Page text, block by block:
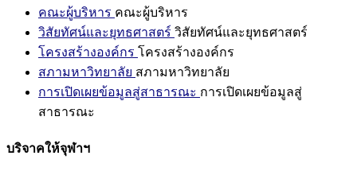
คณะผู้บริหาร คณะผู้บริหาร
วิสัยทัศน์และยุทธศาสตร์ วิสัยทัศน์และยุทธศาสตร์
โครงสร้างองค์กร โครงสร้างองค์กร
สภามหาวิทยาลัย สภามหาวิทยาลัย
การเปิดเผยข้อมูลสู่สาธารณะ การเปิดเผยข้อมูลสู่
สาธารณะ
บริจาคให้จุฬาฯ